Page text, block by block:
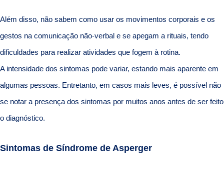
Além disso, não sabem como usar os movimentos corporais e os
gestos na comunicação não-verbal e se apegam a rituais, tendo
dificuldades para realizar atividades que fogem à rotina.
A intensidade dos sintomas pode variar, estando mais aparente em
algumas pessoas. Entretanto, em casos mais leves, é possível não
se notar a presença dos sintomas por muitos anos antes de ser feito
o diagnóstico.
Sintomas de Síndrome de Asperger